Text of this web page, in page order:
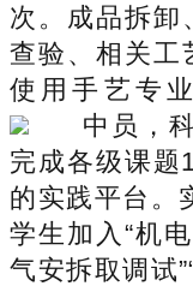
次。成品拆卸
查验、相关工
使用手艺专
中员，
完成各级课题
的实践平台。
学生加入“机
气安拆取调试